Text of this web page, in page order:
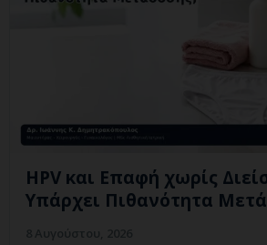
HPV και Επαφή χωρίς
Υπάρχει Πιθανότητα